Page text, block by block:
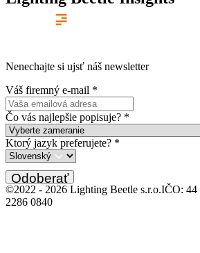
Nenechajte si ujsť náš newsletter
Váš firemný e-mail *
Čo vás najlepšie popisuje? *
Ktorý jazyk preferujete? *
Odoberať
©2022 - 2026 Lighting Beetle s.r.o.IČO: 44
2286 0840